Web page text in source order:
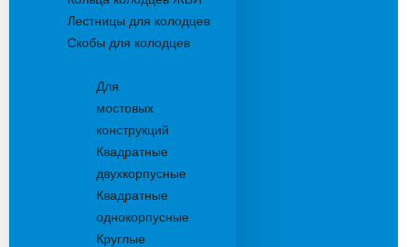
Лестницы для колодцев
Скобы для колодцев
Для
мостовых
конструкций
Квадратные
двухкорпусные
Квадратные
однокорпусные
Круглые